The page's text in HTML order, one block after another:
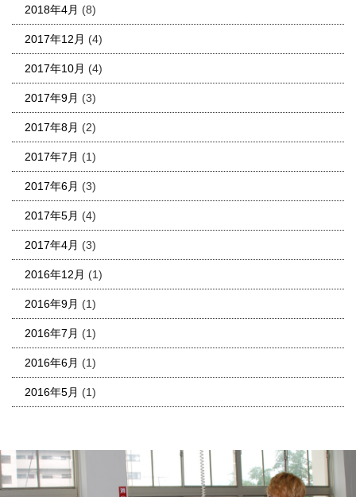
2018年4月 (8)
2017年12月 (4)
2017年10月 (4)
2017年9月 (3)
2017年8月 (2)
2017年7月 (1)
2017年6月 (3)
2017年5月 (4)
2017年4月 (3)
2016年12月 (1)
2016年9月 (1)
2016年7月 (1)
2016年6月 (1)
2016年5月 (1)